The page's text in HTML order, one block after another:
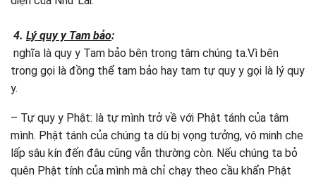
4. Lý quy y Tam bảo:
nghĩa là quy y Tam bảo bên trong tâm chúng ta.Vì bên
trong gọi là đồng thể tam bảo hay tam tự quy y gọi là lý quy
y.
– Tự quy y Phật: là tự mình trở về với Phật tánh của tâm
mình. Phật tánh của chúng ta dù bị vọng tưởng, vô minh che
lấp sâu kín đến đâu cũng vẫn thường còn. Nếu chúng ta bỏ
quên Phật tính của mình mà chỉ chạy theo cầu khẩn Phật